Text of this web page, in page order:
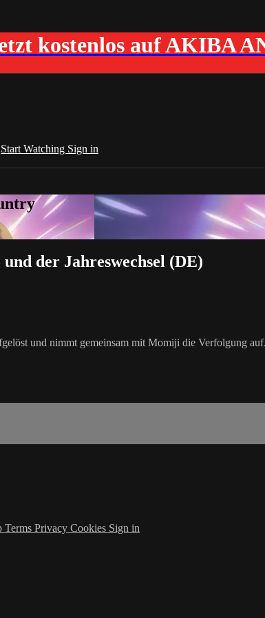
kostenlos auf AKIBA
Start Watching Sign in
der Jahreswechsel (DE)
und nimmt gemeinsam mit Momiji die Verfolgung
Terms Privacy Cookies Sign in